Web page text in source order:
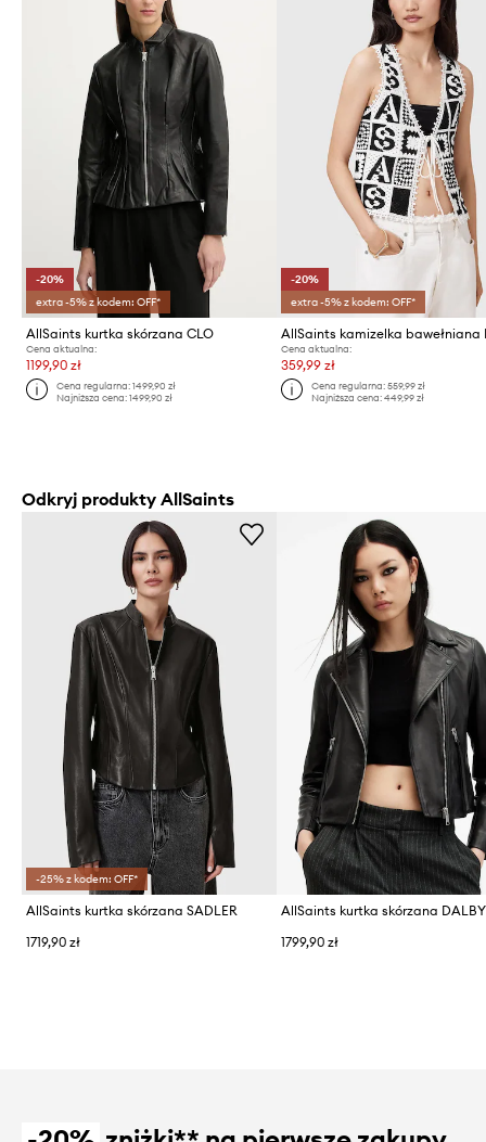
-20%
extra -5% z kodem: OFF*
AllSaints kurtka skórzana CLO
Cena aktualna:
1199,90 zł
Cena regularna:1499,90 zł
Najniższa cena:1499,90 zł
-20%
extra -5% z kodem: OFF*
Cena aktualna:
359,99 zł
Cena regularna: 559,99 zł
Najniższa cena: 449,99 zł
Odkryj produkty AllSaints
-25% z kodem: OFF*
AllSaints kurtka skórzana SADLER
1719,90 zł
AllSaints kurtka skórzana DALBY
1799,90 zł